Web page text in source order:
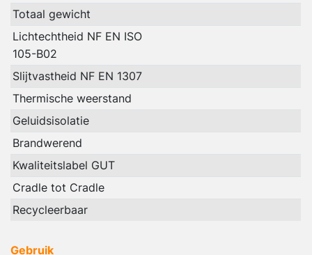
Totaal gewicht
Lichtechtheid NF EN ISO
105-B02
Slijtvastheid NF EN 1307
Thermische weerstand
Geluidsisolatie
Brandwerend
Kwaliteitslabel GUT
Cradle tot Cradle
Recycleerbaar
Gebruik